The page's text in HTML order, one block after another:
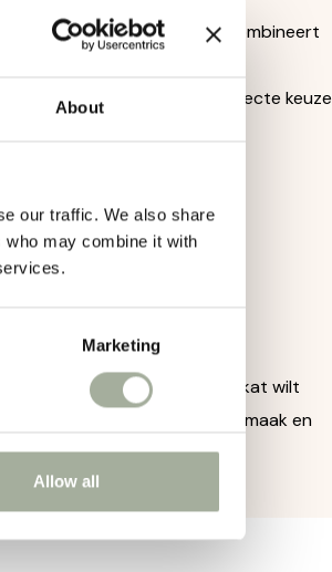
About
our traffic. We also share
may combine it with
Marketing
Allow all
Deze natuurlijke snack combineert
voor jouw kat. Een perfecte keuze
op de maaltijd.
van elke grootte.
voor jouw kat. Of je nu jouw kat wilt
Trixie geef je een snack vol smaak en